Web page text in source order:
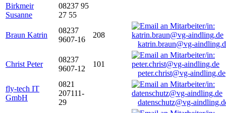
Birkmeir
Susanne
08237 95
27 55
Braun Katrin
08237
9607-16
208
katrin.braun@vg-
Christ Peter
08237
9607-12
101
peter.christ@vg-aindling.de
fly-tech IT
GmbH
0821
207111-
29
datenschutz@vg-